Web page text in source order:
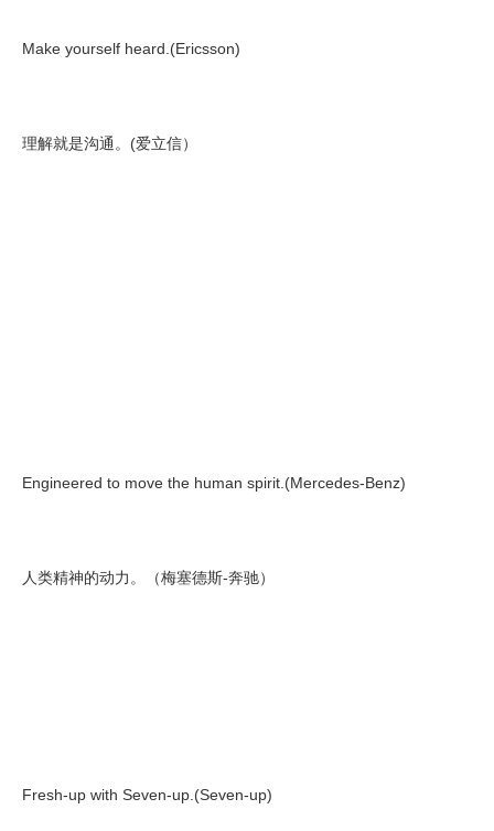
Make yourself heard.(Ericsson)
理解就是沟通。(爱立信）
Engineered to move the human spirit.(Mercedes-Benz)
人类精神的动力。（梅塞德斯-奔驰）
Fresh-up with Seven-up.(Seven-up)